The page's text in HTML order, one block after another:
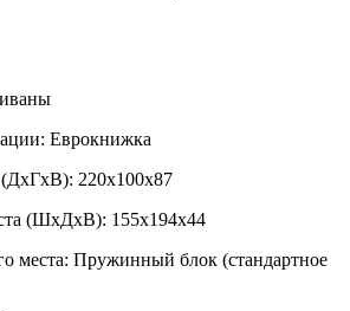
Еврокнижка
(ДхГхВ): 220х100х87
(ШхДхВ): 155х194х44
места: Пружинный блок (стандартное